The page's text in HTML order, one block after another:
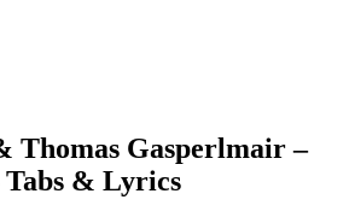
Thomas Gasperlmair –
& Lyrics